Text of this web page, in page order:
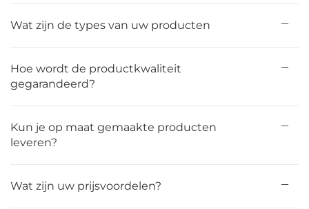
Wat zijn de types van uw producten
Hoe wordt de productkwaliteit
gegarandeerd?
Kun je op maat gemaakte producten
leveren?
Wat zijn uw prijsvoordelen?